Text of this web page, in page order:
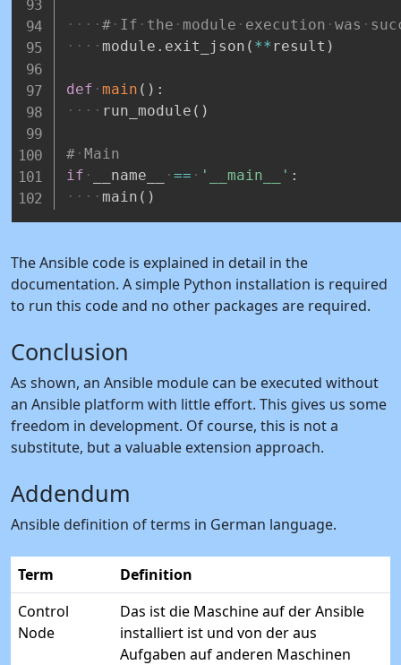
# If the module execution was
module . exit_json ( ** result )
def main ( ) :
run_module ( )
# Main
if
__name__ == '__main__' :
main ( )
The Ansible code is explained in detail in the
documentation. A simple Python installation is required
to run this code and no other packages are required.
Conclusion
As shown, an Ansible module can be executed without
an Ansible platform with little effort. This gives us some
freedom in development. Of course, this is not a
substitute, but a valuable extension approach.
Addendum
Ansible definition of terms in German language.
Term
Definition
Control
Node
Das ist die Maschine auf der Ansible
installiert ist und von der aus
Aufgaben auf anderen Maschinen